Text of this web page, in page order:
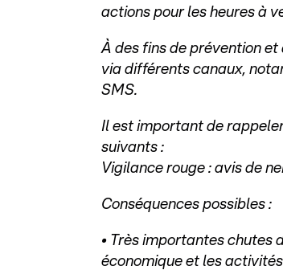
actions pour les heures à
À des fins de prévention
via différents canaux,
SMS.
Il est important de
suivants :
Vigilance rouge : avis de
Conséquences possibles :
• Très importantes chutes
économique et les